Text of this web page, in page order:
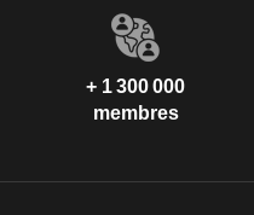
+ 1 300 000
membres